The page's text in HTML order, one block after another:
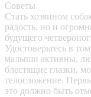
Советы
Стать хозяином
радость, но и
будущего
Удостоверьтесь в
малыши активны,
блестящие глазки,
телосложение.
это должно быть